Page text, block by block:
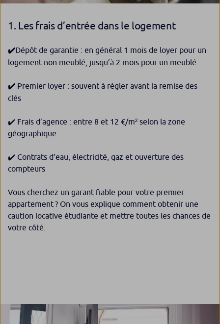
1. Les frais d’entrée dans le logement
✔️Dépôt de garantie : en général 1 mois de loyer pour un
logement non meublé, jusqu’à 2 mois pour un meublé
✔️ Premier loyer : souvent à régler avant la remise des
clés
✔️ Frais d’agence : entre 8 et 12 €/m² selon la zone
géographique
✔️ Contrats d’eau, électricité, gaz et ouverture des
compteurs
Vous cherchez un garant fiable pour votre premier
appartement ? On vous explique comment obtenir une
caution locative étudiante et mettre toutes les chances de
votre côté.